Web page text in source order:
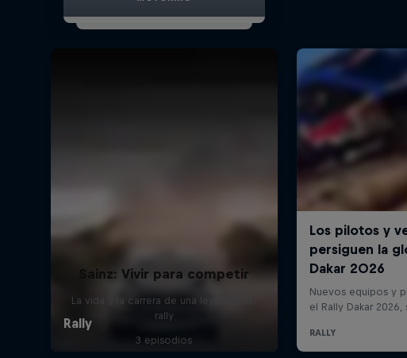
Sainz: Vivir para competir
La vida y la carrera de una leyenda del
rally
3 episodios